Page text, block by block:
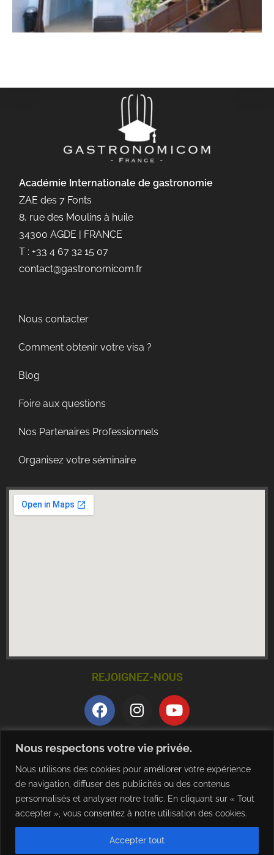
Nous respectons votre vie privée.
Nous utilisons des cookies pour améliorer votre expérience
de navigation, diffuser des publicités ou des contenus
personnalisés et analyser notre trafic. En cliquant sur « Tout
accepter », vous consentez à notre utilisation des cookies.
Accepter tout
Académie Internationale de gastronomie
ZAE des 7 Fonts
8, rue des Moulins à huile
34300 AGDE | FRANCE
T : +33 4 67 32 15 07
contact@gastronomicom.fr
Nous contacter
Comment obtenir votre visa ?
Blog
Foire aux questions
Nos Partenaires Professionnels
Organisez votre séminaire
REJOIGNEZ-NOUS
QUALITE ET CERTIFICATION
TELECHARGER NOTRE BROCHURE